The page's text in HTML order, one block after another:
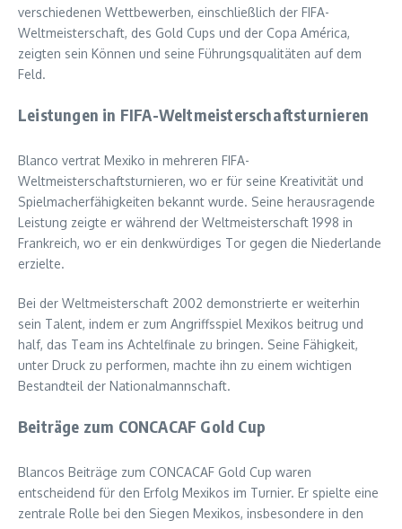
verschiedenen Wettbewerben, einschließlich der FIFA-
Weltmeisterschaft, des Gold Cups und der Copa América,
zeigten sein Können und seine Führungsqualitäten auf dem
Feld.
Leistungen in FIFA-Weltmeisterschaftsturnieren
Blanco vertrat Mexiko in mehreren FIFA-
Weltmeisterschaftsturnieren, wo er für seine Kreativität und
Spielmacherfähigkeiten bekannt wurde. Seine herausragende
Leistung zeigte er während der Weltmeisterschaft 1998 in
Frankreich, wo er ein denkwürdiges Tor gegen die Niederlande
erzielte.
Bei der Weltmeisterschaft 2002 demonstrierte er weiterhin
sein Talent, indem er zum Angriffsspiel Mexikos beitrug und
half, das Team ins Achtelfinale zu bringen. Seine Fähigkeit,
unter Druck zu performen, machte ihn zu einem wichtigen
Bestandteil der Nationalmannschaft.
Beiträge zum CONCACAF Gold Cup
Blancos Beiträge zum CONCACAF Gold Cup waren
entscheidend für den Erfolg Mexikos im Turnier. Er spielte eine
zentrale Rolle bei den Siegen Mexikos, insbesondere in den